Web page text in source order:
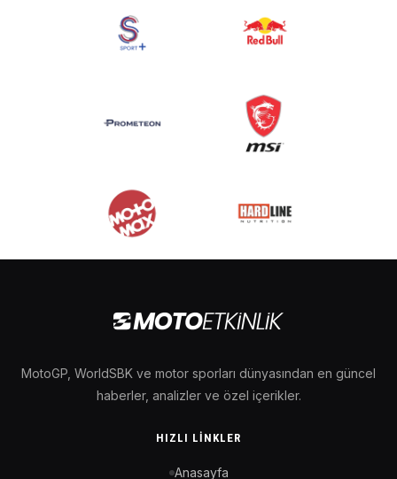
MotoGP, WorldSBK ve motor sporları dünyasından en güncel
haberler, analizler ve özel içerikler.
HIZLI LINKLER
Anasayfa